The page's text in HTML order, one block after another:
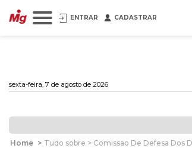
ENTRAR CADASTRAR
sexta-feira, 7 de agosto de 2026
Home > Tudo sobre > Comissao De Defesa Dos